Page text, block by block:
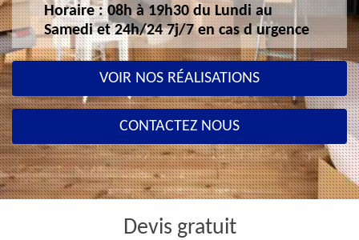
Horaire : 08h à 19h30 du Lundi au
Samedi et 24h/24 7j/7 en cas d urgence
VOIR NOS RÉALISATIONS
CONTACTEZ NOUS
Devis gratuit